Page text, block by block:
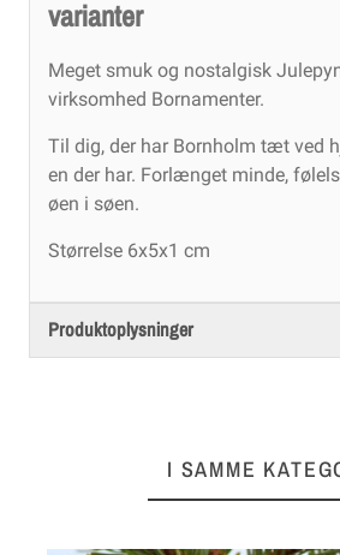
varianter
Meget smuk og nostalgisk
virksomhed Bornamenter.
Til dig, der har Bornholm tæt ved
en der har. Forlænget minde,
øen i søen.
Størrelse 6x5x1 cm
Produktoplysninger
I SAMME